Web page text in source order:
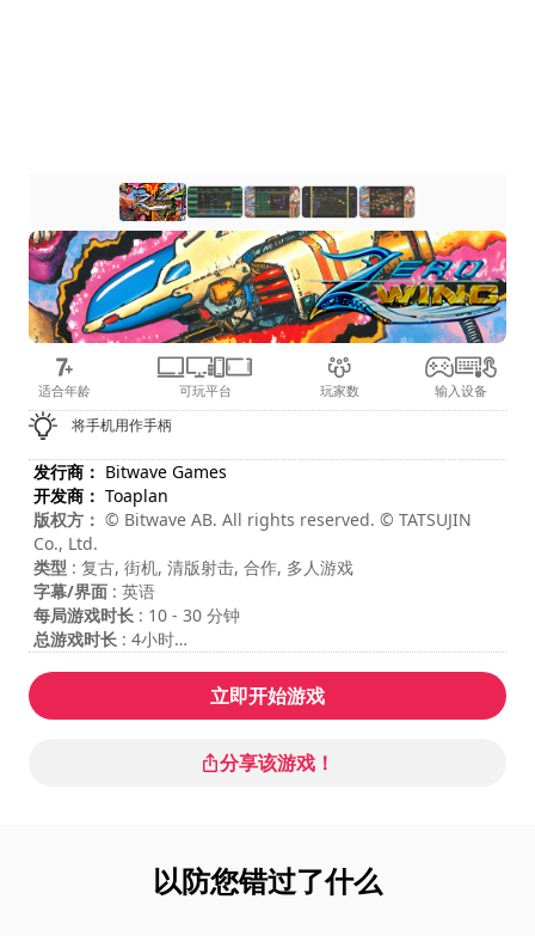
适合年龄 可玩平台 玩家数 输入设备
将手机用作手柄
发行商： Bitwave Games
开发商： Toaplan
版权方： © Bitwave AB. All rights reserved. © TATSUJIN
Co., Ltd.
类型 : 复古, 街机, 清版射击, 合作, 多人游戏
字幕/界面 : 英语
每局游戏时长 : 10 - 30 分钟
总游戏时长 : 4小时
多人游戏模式
: Local, Cooperation, 2 Players
立即开始游戏
分享该游戏！
以防您错过了什么